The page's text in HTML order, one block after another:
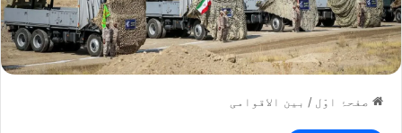
صفحۂ اوّل / بین الاقوامی